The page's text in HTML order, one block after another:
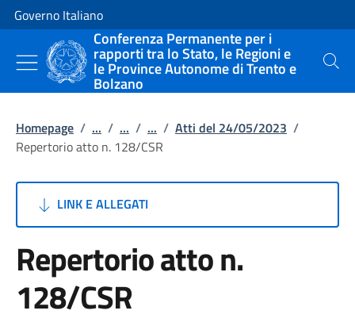
Vai al contenuto
Vai alla navigazione del sito
Governo Italiano
Conferenza Permanente per i
rapporti tra lo Stato, le Regioni e
le Province Autonome di Trento e
Bolzano
Cerca
Homepage / ... / ... / ... / Atti del 24/05/2023 /
Repertorio atto n. 128/CSR
LINK E ALLEGATI
Repertorio atto n.
128/CSR